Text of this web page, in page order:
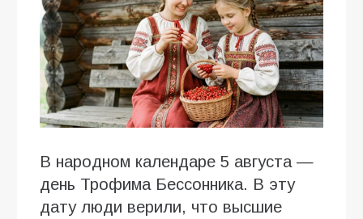
В народном календаре 5 августа —
день Трофима Бессонника. В эту
дату люди верили, что высшие